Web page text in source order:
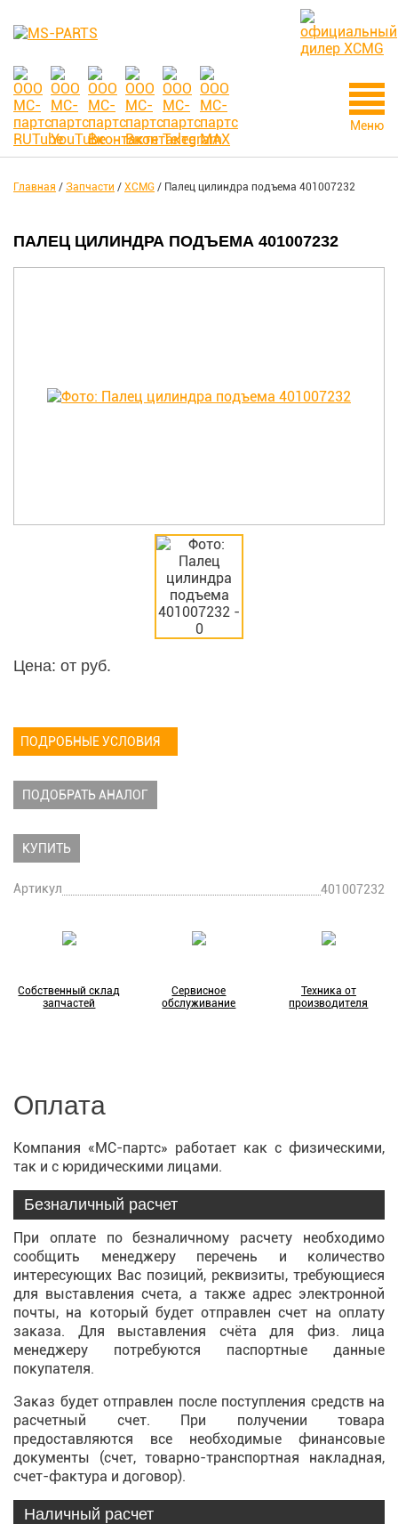
Меню
Главная / Запчасти / XCMG / Палец цилиндра подъема 401007232
ПАЛЕЦ ЦИЛИНДРА ПОДЪЕМА 401007232
Цена: от руб.
ПОДРОБНЫЕ УСЛОВИЯ
ПОДОБРАТЬ АНАЛОГ
КУПИТЬ
Артикул 401007232
Собственный склад
запчастей
Сервисное
обслуживание
Техника от
производителя
Оплата
Компания «МС-партс» работает как с физическими,
так и с юридическими лицами.
Безналичный расчет
При оплате по безналичному расчету необходимо
сообщить менеджеру перечень и количество
интересующих Вас позиций, реквизиты, требующиеся
для выставления счета, а также адрес электронной
почты, на который будет отправлен счет на оплату
заказа. Для выставления счёта для физ. лица
менеджеру потребуются паспортные данные
покупателя.
Заказ будет отправлен после поступления средств на
расчетный счет. При получении товара
предоставляются все необходимые финансовые
документы (счет, товарно-транспортная накладная,
счет-фактура и договор).
Наличный расчет